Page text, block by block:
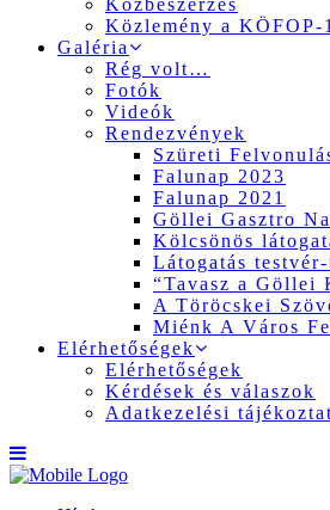
Közbeszerzés
Közlemény a
Galéria
Rég volt…
Fotók
Videók
Rendezvények
Szüreti
Falunap 2023
Falunap 2021
Göllei Gasztro
Kölcsönös
Látogatás
“Tavasz a Göllei
A Töröcskei
Miénk A Város
Elérhetőségek
Elérhetőségek
Kérdések és válaszok
Adatkezelési